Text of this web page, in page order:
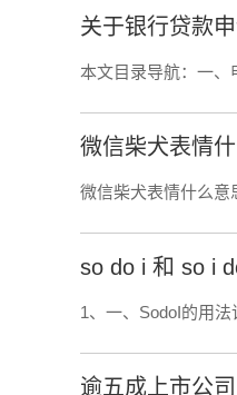
关于银行贷款
本文目录导航：一、
微信柴犬表情
微信柴犬表情什么意
so do i 和 so i
1、一、SodoI的用
逾五成上市公